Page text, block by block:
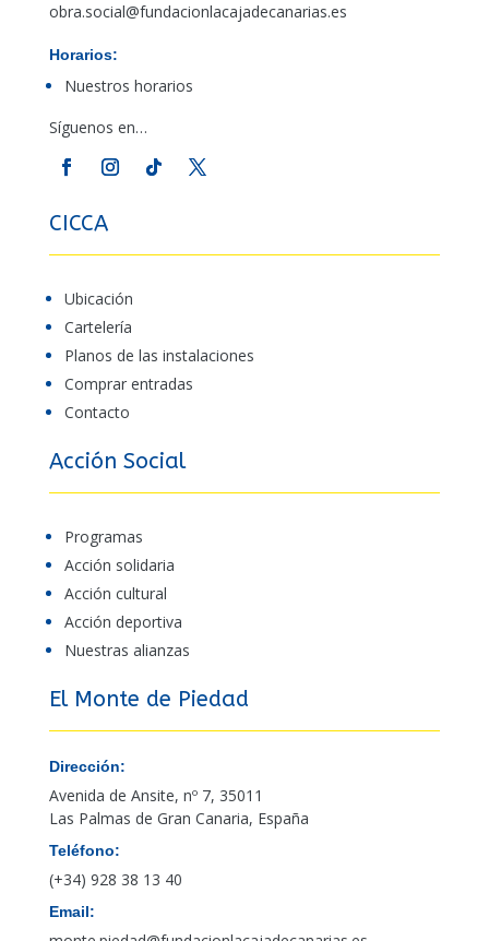
obra.social@fundacionlacajadecanarias.es
Horarios:
Nuestros horarios
Síguenos en…
CICCA
Ubicación
Cartelería
Planos de las instalaciones
Comprar entradas
Contacto
Acción Social
Programas
Acción solidaria
Acción cultural
Acción deportiva
Nuestras alianzas
El Monte de Piedad
Dirección:
Avenida de Ansite, nº 7, 35011
Las Palmas de Gran Canaria, España
Teléfono:
(+34) 928 38 13 40
Email: